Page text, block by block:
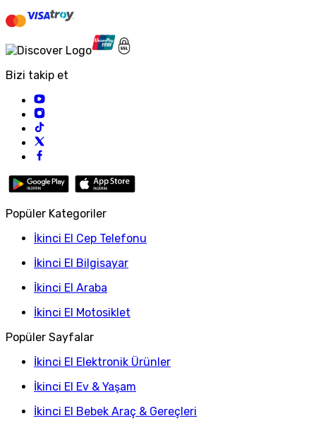
Bizi takip et
Popüler Kategoriler
İkinci El Cep Telefonu
İkinci El Bilgisayar
İkinci El Araba
İkinci El Motosiklet
Popüler Sayfalar
İkinci El Elektronik Ürünler
İkinci El Ev & Yaşam
İkinci El Bebek Araç & Gereçleri